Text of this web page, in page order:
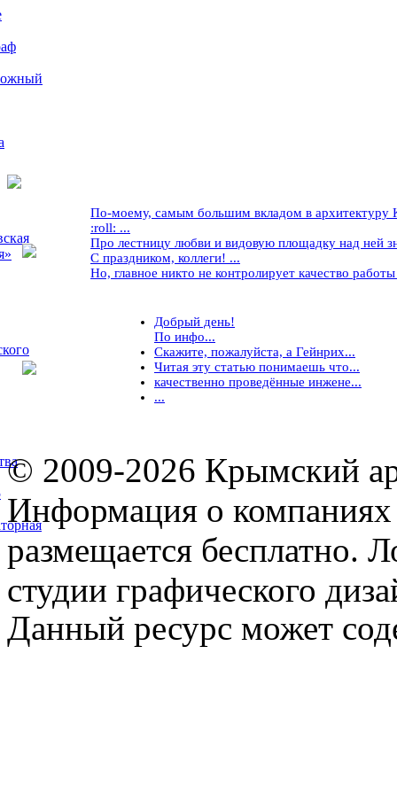
По-моему, самым большим вкладом в архитектуру
:roll: ...
Про лестницу любви и видовую площадку над ней
С праздником, коллеги! ...
Но, главное никто не контролирует качество
Добрый день!
По инфо...
Скажите, пожалуйста, а Гейнрих...
Читая эту статью понимаешь что...
качественно проведённые инжене...
...
© 2009-2026 Крымский
Информация о компаниях
размещается бесплатно.
студии графического
Данный ресурс может